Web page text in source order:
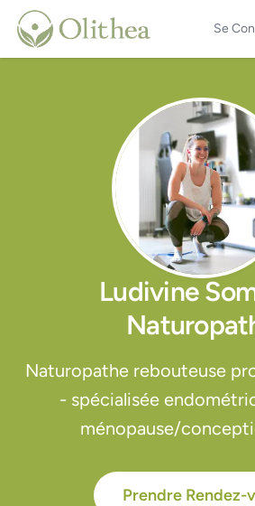
Se
Ludivine
Naturopathe rebouteuse
- spécialisée
ménopause/
Prendre Rendez-